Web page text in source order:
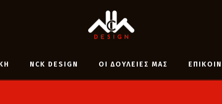
NCK DESIGN ΟΙ ΔΟΥΛΕΙΕΣ ΜΑΣ